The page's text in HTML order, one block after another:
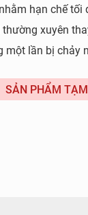
hạn chế tối
thường xuyên
một lần bị chảy
SẢN PHẨM